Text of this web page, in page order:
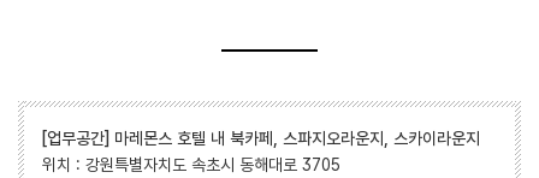
[업무공간] 마레몬스 호텔 내 북카페, 스파지오라운지, 스카이라운지
위치 : 강원특별자치도 속초시 동해대로 3705